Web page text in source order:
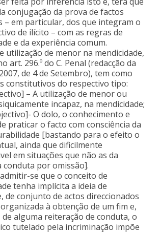
conjugação da prova de factos
– em particular, dos que integram o
de ilícito – com as regras de
e da experiência comum.
utilização de menor na mendicidade,
art. 296.º do C. Penal (redacção da
de 4 de Setembro), tem como
constitutivos do respectivo tipo:
– A utilização de menor ou
incapaz, na mendicidade;
O dolo, o conhecimento e
praticar o facto com consciência da
[bastando para o efeito o
ainda que dificilmente
em situações que não as da
conduta por omissão].
se que o conceito de
tenha implícita a ideia de
de conjunto de actos direccionados
à obtenção de um fim e,
alguma reiteração de conduta, o
tutelado pela incriminação impõe